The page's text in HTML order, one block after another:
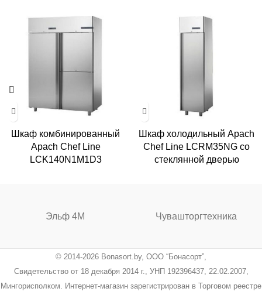
Шкаф комбинированный
Apach Chef Line
LCK140N1M1D3
Шкаф холодильный Apach
Chef Line LCRM35NG со
стеклянной дверью
Эльф 4М Чувашторгтехника
© 2014-2026 Bonasort.by, ООО “Бонасорт”,
Свидетельство от 18 декабря 2014 г., УНП 192396437, 22.02.2007,
Мингорисполком. Интернет-магазин зарегистрирован в Торговом реестре